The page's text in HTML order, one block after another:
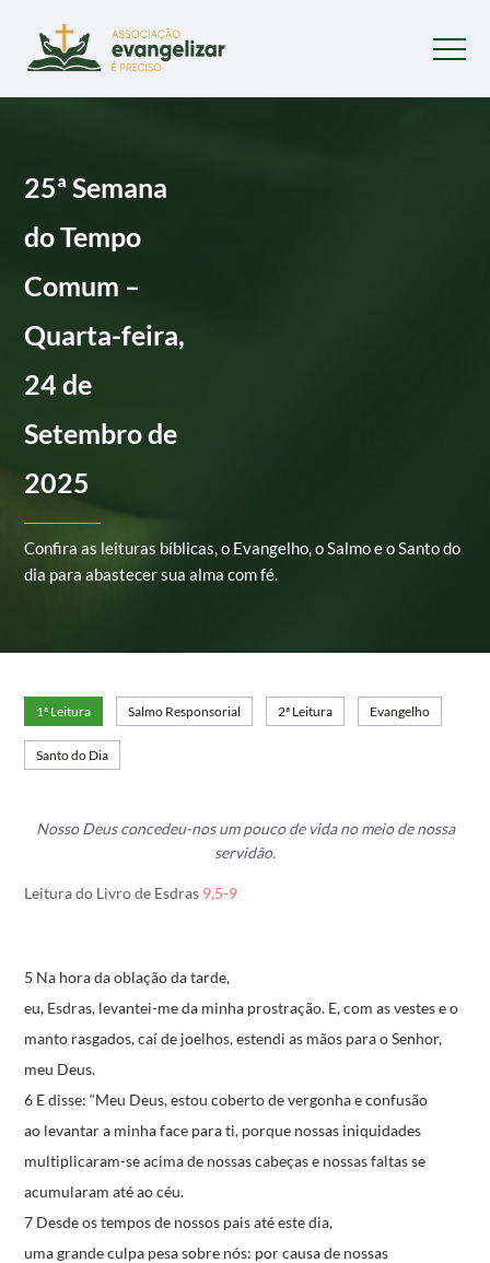
25ª Semana
do Tempo
Comum –
Quarta-feira,
24 de
Setembro de
2025
Confira as leituras bíblicas, o Evangelho, o Salmo e o Santo do
dia para abastecer sua alma com fé.
1ª Leitura Salmo Responsorial 2ª Leitura Evangelho
Santo do Dia
Nosso Deus concedeu-nos um pouco de vidano meio de nossa
servidão.
Leitura do Livro de Esdras 9,5-9
5 Na hora da oblação da tarde,
eu, Esdras, levantei-me da minha prostração. E, com as vestes e o
manto rasgados, caí de joelhos, estendi as mãos para o Senhor,
meu Deus.
6 E disse: “Meu Deus, estou coberto de vergonha e confusão
ao levantar a minha face para ti, porque nossas iniquidades
multiplicaram-se acima de nossas cabeças e nossas faltas se
acumularam até ao céu.
7 Desde os tempos de nossos pais até este dia,
uma grande culpa pesa sobre nós: por causa de nossas